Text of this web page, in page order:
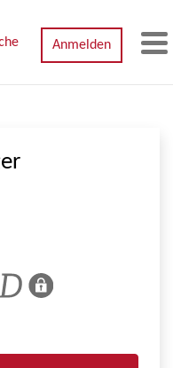
Anmelden